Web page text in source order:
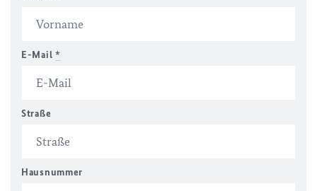
E-Mail *
Straße
Hausnummer